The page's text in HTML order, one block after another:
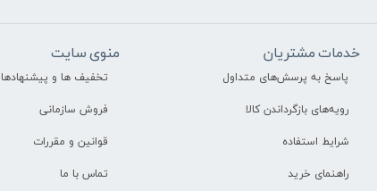
خدمات مشتریان
پاسخ به پرسش‌های متداول
رویه‌های بازگرداندن کالا
شرایط استفاده
راهنمای خرید
منوی سایت
تخفیف ها و پیشنهادها
فروش سازمانی
قوانین و مقررات
تماس با ما